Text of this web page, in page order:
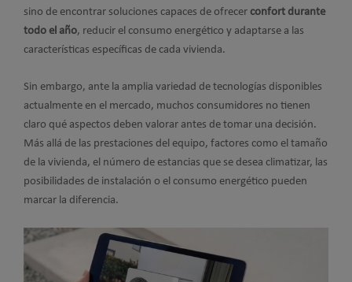
sino de encontrar soluciones capaces de ofrecer confort durante
todo el año, reducir el consumo energético y adaptarse a las
características específicas de cada vivienda.
Sin embargo, ante la amplia variedad de tecnologías disponibles
actualmente en el mercado, muchos consumidores no tienen
claro qué aspectos deben valorar antes de tomar una decisión.
Más allá de las prestaciones del equipo, factores como el tamaño
de la vivienda, el número de estancias que se desea climatizar, las
posibilidades de instalación o el consumo energético pueden
marcar la diferencia.